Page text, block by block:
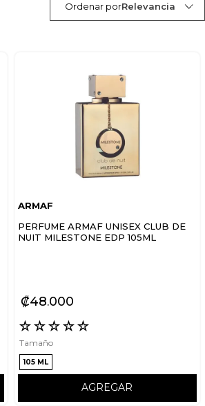
Ordenar porRelevancia
ARMAF
PERFUME ARMAF UNISEX CLUB DE
NUIT MILESTONE EDP 105ML
₡48000
☆☆☆☆☆
Tamaño
105 ML
AGREGAR